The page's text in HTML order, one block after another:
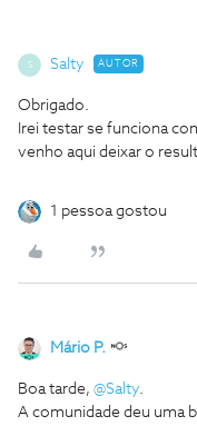
S Salty AUTOR
Obrigado.
Irei testar se funciona
venho aqui deixar o
1 pessoa gostou
Mário P.
Boa tarde, ​ @Salty.
A comunidade deu uma